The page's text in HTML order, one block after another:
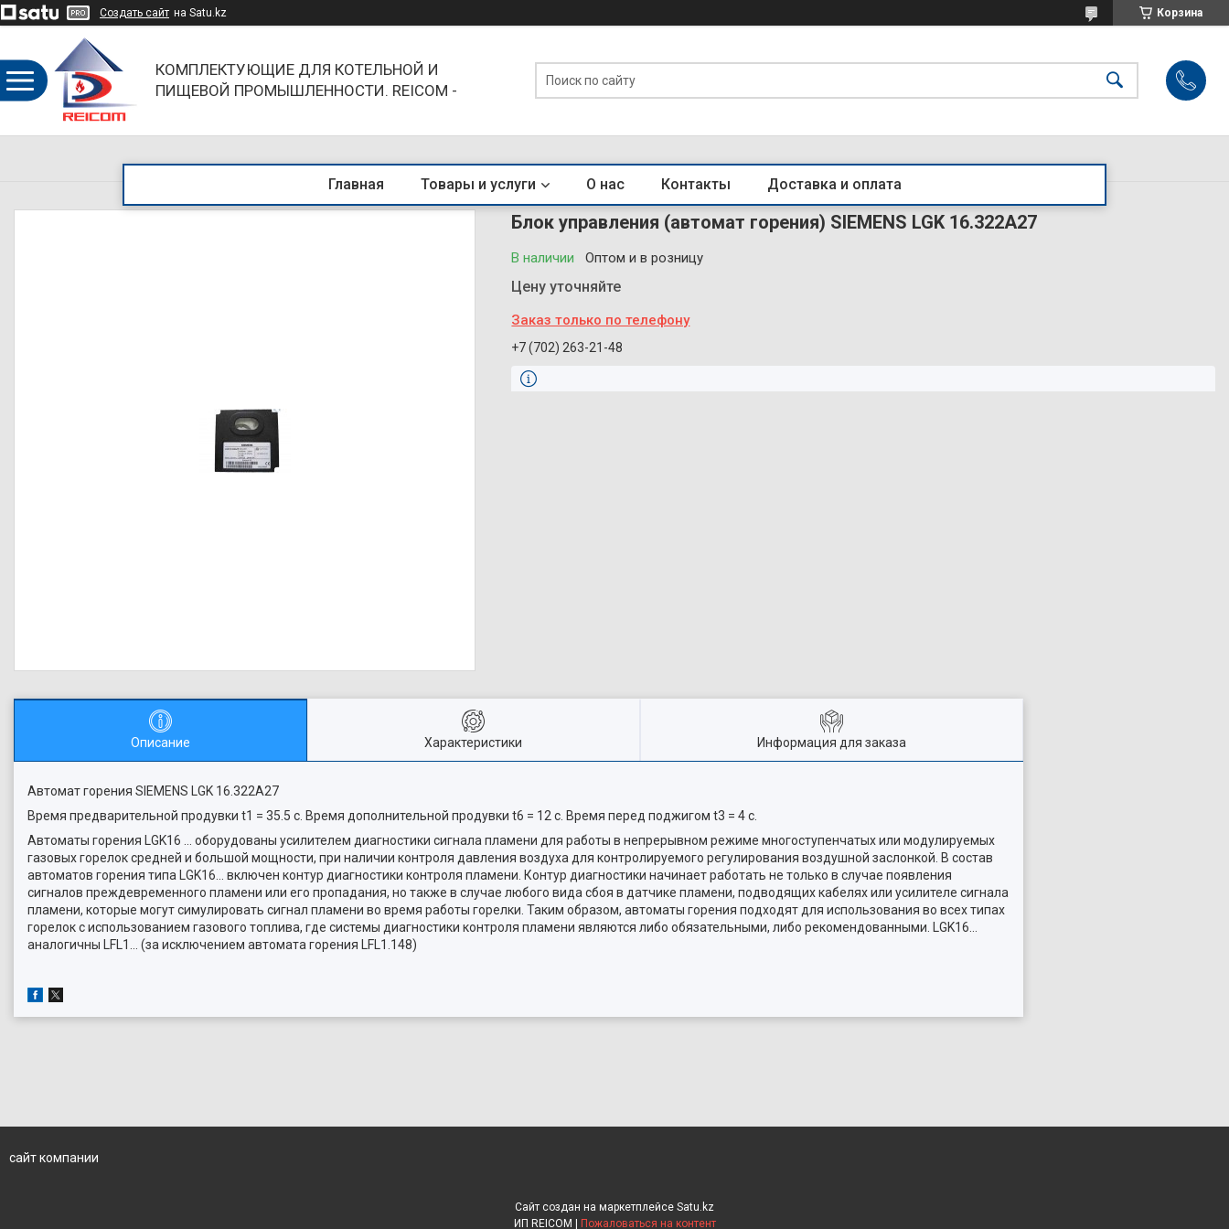
Создать сайт на Satu.kz Корзина
КОМПЛЕКТУЮЩИЕ ДЛЯ КОТЕЛЬНОЙ И
ПИЩЕВОЙ ПРОМЫШЛЕННОСТИ. REICOM -
Главная Товары и услуги О нас Контакты Доставка и оплата
Блок управления (автомат горения) SIEMENS LGK 16.322A27
В наличии Оптом и в розницу
Цену уточняйте
Заказ только по телефону
+7 (702) 263-21-48
Описание Характеристики Информация для заказа
Автомат горения SIEMENS LGK 16.322A27
Время предварительной продувки t1 = 35.5 c. Время дополнительной продувки t6 = 12 с. Время перед поджигом t3 = 4 с.
Автоматы горения LGK16 … оборудованы усилителем диагностики сигнала пламени для работы в непрерывном режиме многоступенчатых или модулируемых
газовых горелок средней и большой мощности, при наличии контроля давления воздуха для контролируемого регулирования воздушной заслонкой. В состав
автоматов горения типа LGK16... включен контур диагностики контроля пламени. Контур диагностики начинает работать не только в случае появления
сигналов преждевременного пламени или его пропадания, но также в случае любого вида сбоя в датчике пламени, подводящих кабелях или усилителе сигнала
пламени, которые могут симулировать сигнал пламени во время работы горелки. Таким образом, автоматы горения подходят для использования во всех типах
горелок с использованием газового топлива, где системы диагностики контроля пламени являются либо обязательными, либо рекомендованными. LGK16…
аналогичны LFL1... (за исключением автомата горения LFL1.148)
сайт компании
Сайт создан на маркетплейсе Satu.kz
Пожаловаться на контент